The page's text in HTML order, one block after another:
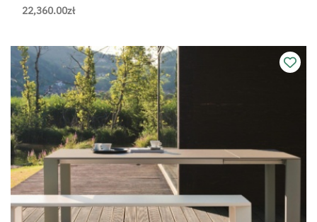
22,360.00zł